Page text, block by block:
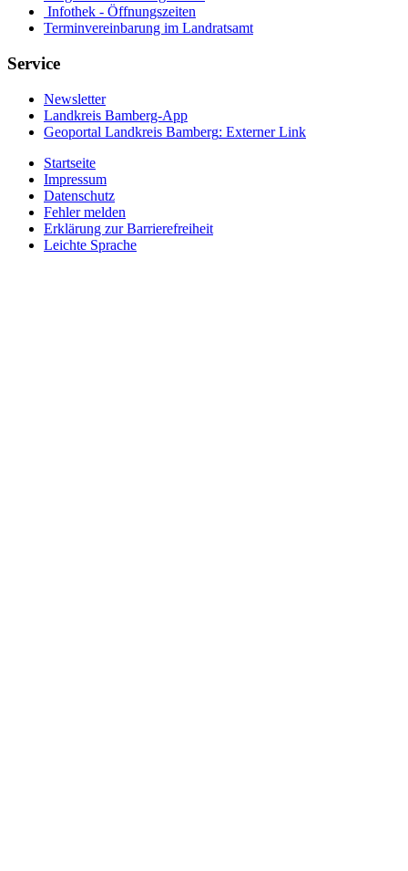
Infothek - Öffnungszeiten
Terminvereinbarung im Landratsamt
Service
Newsletter
Landkreis Bamberg-App
Geoportal Landkreis Bamberg: Externer Link
Startseite
Impressum
Datenschutz
Fehler melden
Erklärung zur Barrierefreiheit
Leichte Sprache